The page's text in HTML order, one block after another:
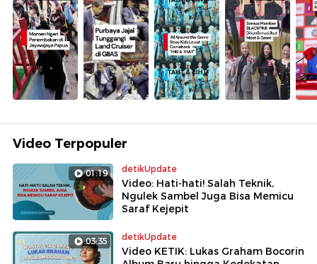
Video Terpopuler
01:19 detikUpdate
Video: Hati-hati! Salah Teknik,
Ngulek Sambel Juga Bisa Memicu
Saraf Kejepit
03:35 detikUpdate
Video KETIK: Lukas Graham Bocorin